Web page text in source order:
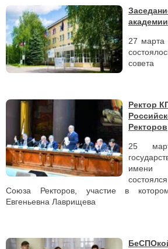
академии
27 марта
совета
Ректор
Ректоров
25
имени
Союза Ректоров, участие в
Евгеньевна Лаврищева